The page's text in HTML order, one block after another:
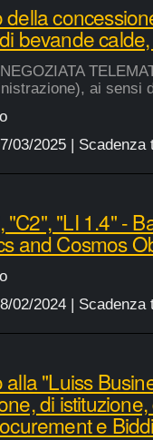
bevande
ai sensi
03/2025| Scadenza
"C2", "LI 1.4" -
and Cosmos
02/2024| Scadenza
"Luiss
di
e